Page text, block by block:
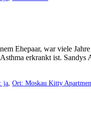
Ehepaar, war viele
erkrankt ist.
ja Ort: Moskau Kitty